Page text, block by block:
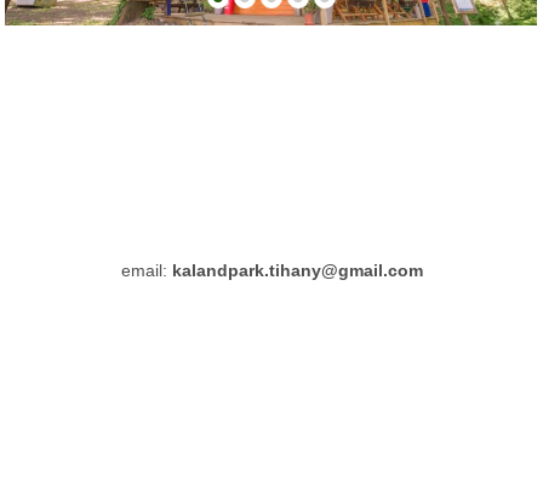
email: kalandpark.tihany@gmail.com